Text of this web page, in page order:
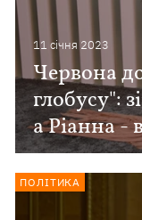
11 сiчня 2023
Червона
глобусу":
а Ріанна -
ПОЛІТИКА